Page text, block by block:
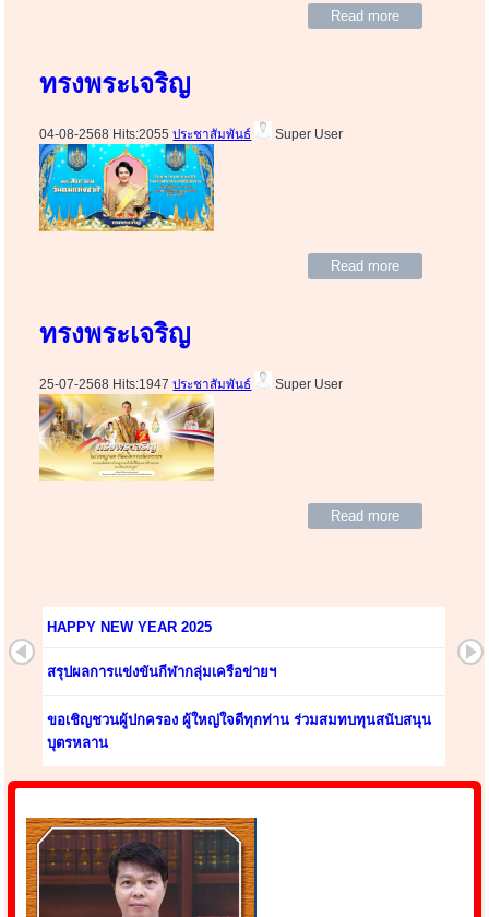
Read more
ทรงพระเจริญ
04-08-2568 Hits:2055ประชาสัมพันธ์ Super User
Read more
ทรงพระเจริญ
25-07-2568 Hits:1947ประชาสัมพันธ์ Super User
Read more
HAPPY NEW YEAR 2025
สรุปผลการแข่งขันกีฬากลุ่มเครือข่ายฯ
ขอเชิญชวนผู้ปกครอง ผู้ใหญ่ใจดีทุกท่าน ร่วมสมทบทุนสนับสนุน
บุตรหลาน